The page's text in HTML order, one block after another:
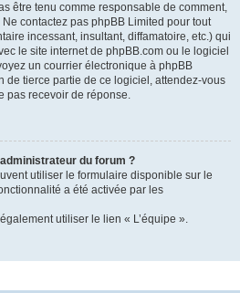
être tenu comme responsable de comment,
contactez pas phpBB Limited pour tout
incessant, insultant, diffamatoire, etc.) qui
le site internet de phpBB.com ou le logiciel
un courrier électronique à phpBB
de tierce partie de ce logiciel, attendez-vous
pas recevoir de réponse.
du forum ?
utiliser le formulaire disponible sur le
a été activée par les
utiliser le lien « L’équipe ».